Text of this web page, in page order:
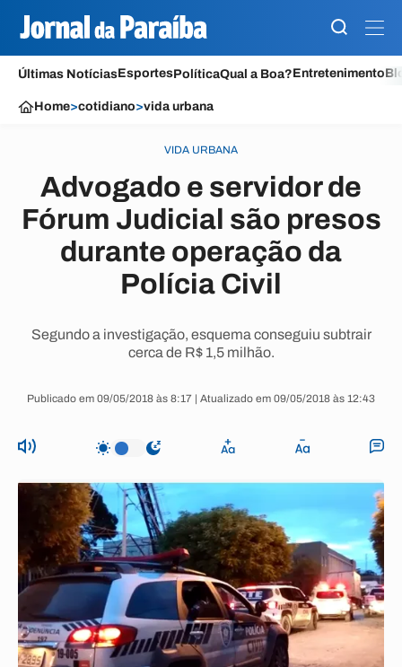
Últimas NotíciasEsportesPolíticaQual a Boa?Entretenimento
Home>cotidiano>vida urbana
VIDA URBANA
Advogado e servidor de
Fórum Judicial são presos
durante operação da
Polícia Civil
Segundo a investigação, esquema conseguiu subtrair
cerca de R$ 1,5 milhão.
Publicado em 09/05/2018 às 8:17 | Atualizado em 09/05/2018 às 12:43